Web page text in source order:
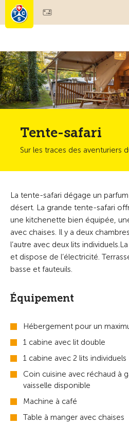
Membres & prestations
Tests, sécurité & santé
Tente-safari
Sur les traces des aventuriers
La tente-safari dégage un
désert. La grande tente-safari
une kitchenette bien équipée,
avec chaises. Il y a deux
l’autre avec deux lits
et dispose de l’électricité.
basse et fauteuils.
Équipement
Hébergement pour un
1 cabine avec lit double
1 cabine avec 2 lits individuels
Coin cuisine avec réchaud à
vaisselle disponible
Machine à café
Table à manger avec chaises